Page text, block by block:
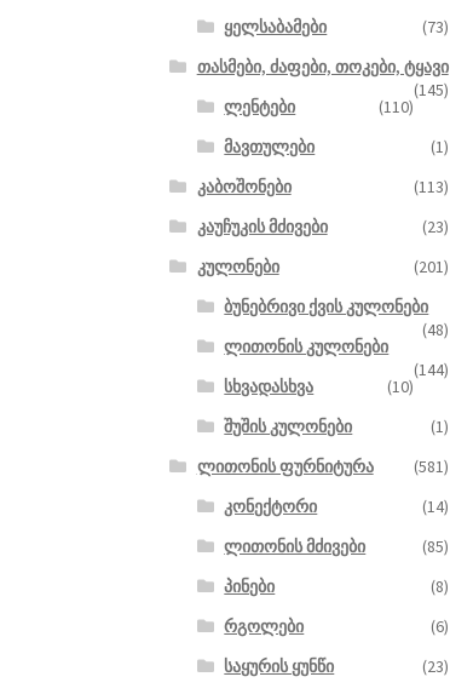
ყელსაბამები
(73)
თასმები, ძაფები, თოკები, ტყავი
(145)
ლენტები
(110)
მავთულები
(1)
კაბოშონები
(113)
კაუჩუკის მძივები
(23)
კულონები
(201)
ბუნებრივი ქვის კულონები
(48)
ლითონის კულონები
(144)
სხვადასხვა
(10)
შუშის კულონები
(1)
ლითონის ფურნიტურა
(581)
კონექტორი
(14)
ლითონის მძივები
(85)
პინები
(8)
რგოლები
(6)
საყურის ყუნწი
(23)